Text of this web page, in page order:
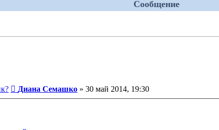
Сообщение
Сообщение
Диана Семашко » 30 май 2014, 19:30